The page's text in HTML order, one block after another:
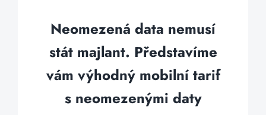
Neomezená data nemusí
stát majlant. Představíme
vám výhodný mobilní tarif
s neomezenými daty